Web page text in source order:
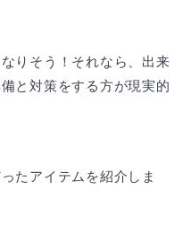
りそう！それなら、出来
と対策をする方が現実的
たアイテムを紹介しま